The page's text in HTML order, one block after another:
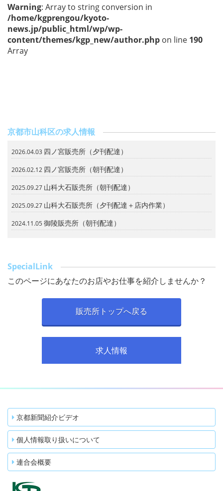
Warning: Array to string conversion in
/home/kgprengou/kyoto-
news.jp/public_html/wp/wp-
content/themes/kgp_new/author.php on line 190
Array
京都市山科区の求人情報
2026.04.03 四ノ宮販売所（夕刊配達）
2026.02.12 四ノ宮販売所（朝刊配達）
2025.09.27 山科大石販売所（朝刊配達）
2025.09.27 山科大石販売所（夕刊配達＋店内作業）
2024.11.05 御陵販売所（朝刊配達）
SpecialLink
このページにあなたのお店やお仕事を紹介しませんか？
販売所トップへ戻る
求人情報
京都新聞紹介ビデオ
個人情報取り扱いについて
連合会概要